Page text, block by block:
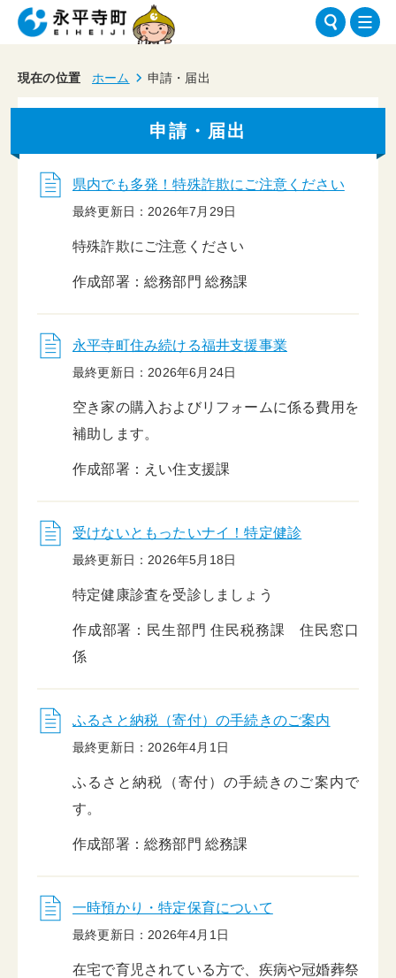
現在の位置 ホーム 申請・届出
申請・届出
県内でも多発！特殊詐欺にご注意ください
最終更新日：2026年7月29日
特殊詐欺にご注意ください
作成部署：総務部門 総務課
永平寺町住み続ける福井支援事業
最終更新日：2026年6月24日
空き家の購入およびリフォームに係る費用を
補助します。
作成部署：えい住支援課
受けないともったいナイ！特定健診
最終更新日：2026年5月18日
特定健康診査を受診しましょう
作成部署：民生部門 住民税務課 住民窓口
係
ふるさと納税（寄付）の手続きのご案内
最終更新日：2026年4月1日
ふるさと納税（寄付）の手続きのご案内で
す。
作成部署：総務部門 総務課
一時預かり・特定保育について
最終更新日：2026年4月1日
在宅で育児されている方で、疾病や冠婚葬祭